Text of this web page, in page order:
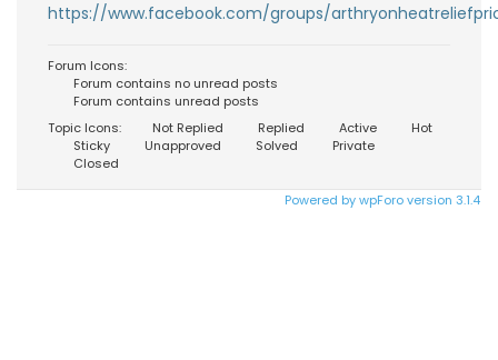
https://www.facebook.com/groups/
Forum Icons:
Forum contains no unread posts
Forum contains unread posts
Topic Icons:
Not Replied Replied Active
Hot
Sticky
Unapproved Solved
Private
Closed
Powered by wpForo version 3.1.4